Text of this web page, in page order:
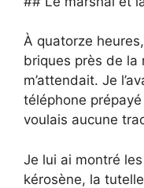
À quatorze
briques près de la
m’attendait. Je
téléphone
voulais aucune
Je lui ai montré
kérosène, la